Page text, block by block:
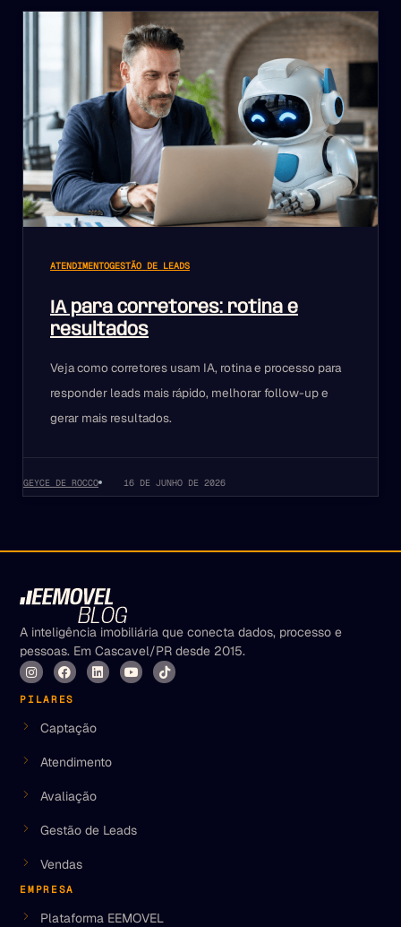
ATENDIMENTOGESTÃO DE LEADS
IA para corretores: rotina e
resultados
Veja como corretores usam IA, rotina e processo para
responder leads mais rápido, melhorar follow-up e
gerar mais resultados.
GEYCE DE ROCCO 16 DE JUNHO DE 2026
A inteligência imobiliária que conecta dados, processo e
pessoas. Em Cascavel/PR desde 2015.
PILARES
Captação
Atendimento
Avaliação
Gestão de Leads
Vendas
EMPRESA
Plataforma EEMOVEL